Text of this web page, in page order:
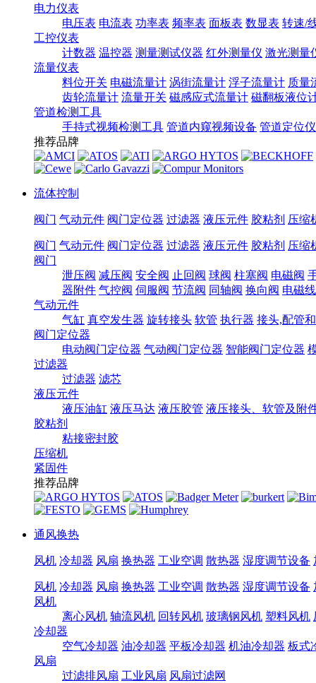
电力仪表
电压表 电流表 功率表 频率表 面板表 数显表 转速/
工控仪表
计数器 温控器 测量测试仪器 红外测量仪 激光测量
流量仪表
料位开关 电磁流量计 涡街流量计 浮子流量计 质量
齿轮流量计 流量开关 磁感应式流量计 磁翻板液位
管道检测工具
手持式视频检测工具 管道内窥视频设备 管道定位仪
推荐品牌
流体控制
阀门 气动元件 阀门定位器 过滤器 液压元件 胶粘剂 压缩
阀门 气动元件 阀门定位器 过滤器 液压元件 胶粘剂 压缩
阀门
泄压阀 减压阀 安全阀 止回阀 球阀 柱塞阀 电磁阀
器附件 气控阀 伺服阀 节流阀 同轴阀 换向阀 电磁
气动元件
气缸 真空发生器 旋转接头 软管 执行器 接头,配管
阀门定位器
电动阀门定位器 气动阀门定位器 智能阀门定位器
过滤器
过滤器 滤芯
液压元件
液压油缸 液压马达 液压胶管 液压接头、软管及附
胶粘剂
粘接密封胶
压缩机
紧固件
推荐品牌
通风换热
风机 冷却器 风扇 换热器 工业空调 散热器 湿度调节设备
风机 冷却器 风扇 换热器 工业空调 散热器 湿度调节设备
风机
离心风机 轴流风机 回转风机 玻璃钢风机 塑料风机
冷却器
空气冷却器 油冷却器 平板冷却器 机油冷却器 板式
风扇
过滤排风扇 工业风扇 风扇过滤网